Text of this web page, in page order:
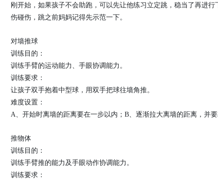
刚开始，如果孩子不会助跑，可以先让他练习立定跳，稳当了再进
伤碰伤，跳之前妈妈记得先示范一下。
对墙推球
训练目的：
训练手臂的运动能力、手眼协调能力。
训练要求：
让孩子双手抱着中型球，用双手把球往墙角推。
难度设置：
A、开始时离墙的距离要在一步以内；B、逐渐拉大离墙的距离，并
推物体
训练目的：
训练手臂推的能力及手眼动作协调能力。
训练要求：